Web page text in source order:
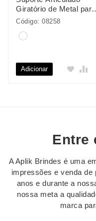
Giratório de Metal para
Notebooks
Código: 08258
Adicionar
Entre
A Aplik Brindes é uma
impressões e venda de
anos e durante a
nossa meta a
marca